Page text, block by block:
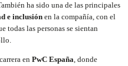
ha sido una de las principales
e inclusión en la compañía, con el
todas las personas se sientan
en PwC España, donde